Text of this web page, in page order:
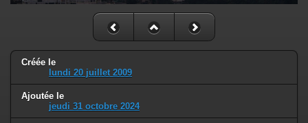
Créée le
lundi 20 juillet 2009
Ajoutée le
jeudi 31 octobre 2024